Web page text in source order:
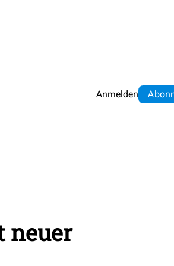
Anmelden Abo
neuer